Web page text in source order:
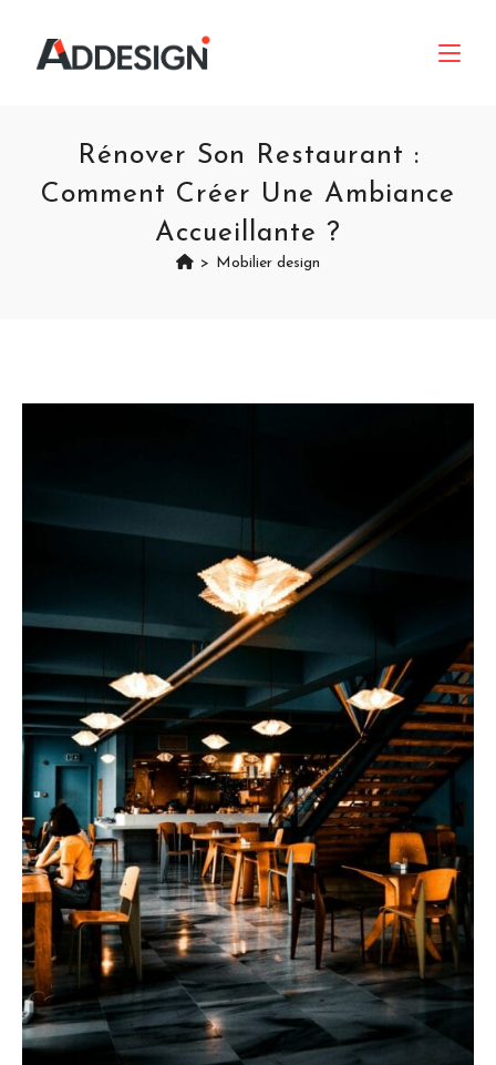
Rénover Son Restaurant :
Comment Créer Une Ambiance
Accueillante ?
> Mobilier design